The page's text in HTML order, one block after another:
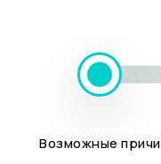
Возможные